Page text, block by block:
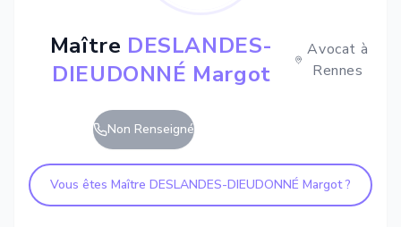
Maître DESLANDES-
DIEUDONNÉ Margot
Avocat à
Rennes
Non Renseigné
Vous êtes Maître DESLANDES-DIEUDONNÉ Margot?